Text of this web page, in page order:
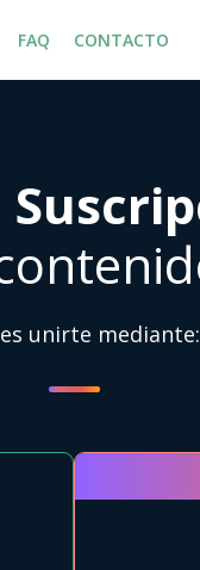
FAQ CONTACTO
unirte mediante: